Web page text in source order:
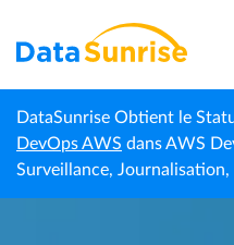
DataSunrise Obtient le
DevOps AWS dans AWS
Surveillance,
Accueil
Centre de
connaissances